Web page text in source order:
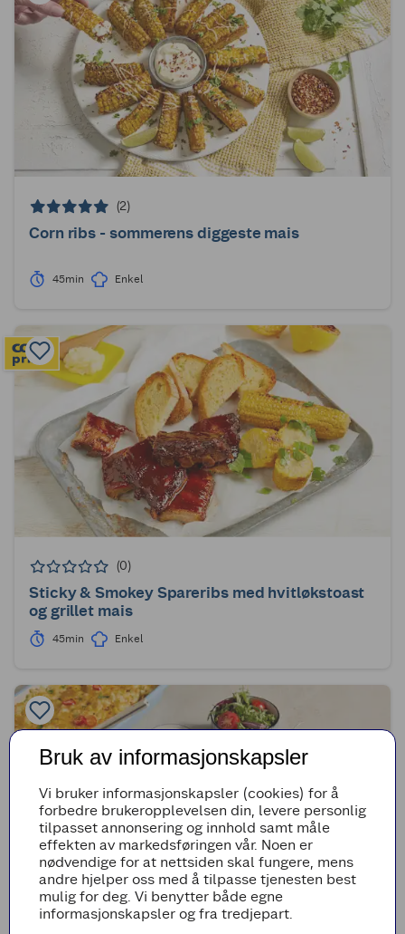
(2)
Corn ribs - sommerens diggeste mais
45min Enkel
(0)
Sticky & Smokey Spareribs med hvitløkstoast
og grillet mais
45min Enkel
Bruk av informasjonskapsler
Vi bruker informasjonskapsler (cookies) for å
forbedre brukeropplevelsen din, levere personlig
tilpasset annonsering og innhold samt måle
effekten av markedsføringen vår. Noen er
nødvendige for at nettsiden skal fungere, mens
andre hjelper oss med å tilpasse tjenesten best
mulig for deg. Vi benytter både egne
informasjonskapsler og fra tredjepart.